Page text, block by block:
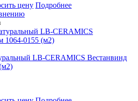
цену Подробнее
LB-CERAMICS Вестанвинд